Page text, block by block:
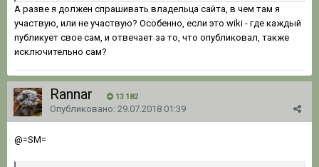
А разве я должен спрашивать владельца сайта, в чем там я
участвую, или не участвую? Особенно, если это wiki - где каждый
публикует свое сам, и отвечает за то, что опубликовал, также
исключительно сам?
Rannar 13 182
Опубликовано: 29.07.2018 01:39
@=SM=